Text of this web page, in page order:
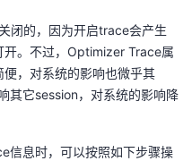
闭的，因为开启trace会产生
开。不过，Optimizer Trace属
，对系统的影响也微乎其
其它session，对系统的影响降
信息时，可以按照如下步骤操